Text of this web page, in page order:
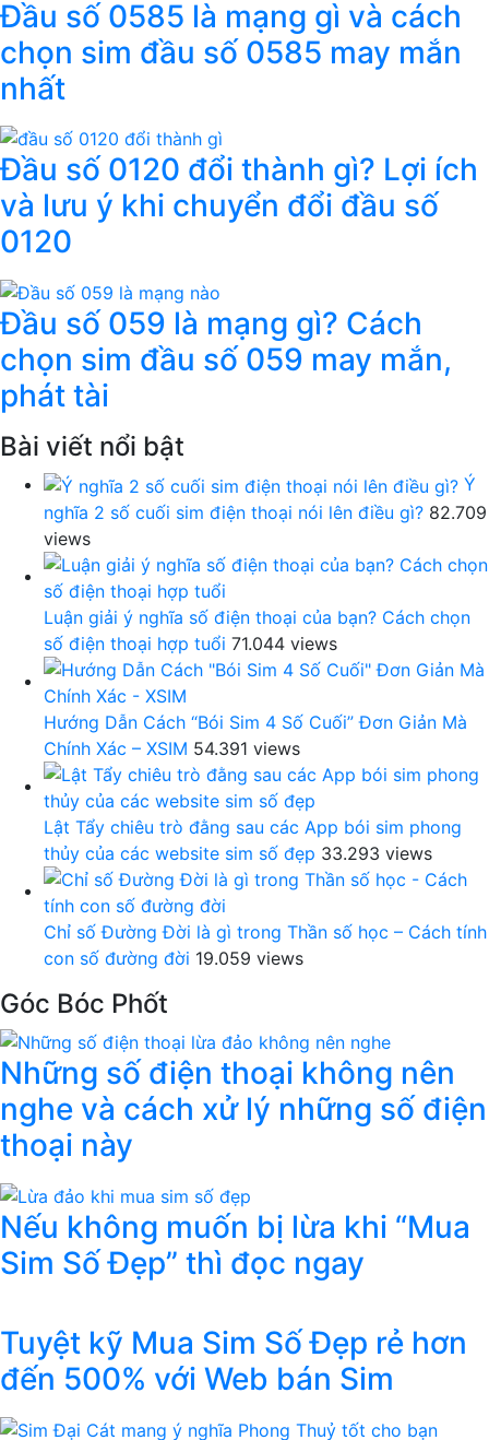
Đầu số 0585 là mạng gì và cách
chọn sim đầu số 0585 may mắn
nhất
Đầu số 0120 đổi thành gì? Lợi ích
và lưu ý khi chuyển đổi đầu số
0120
Đầu số 059 là mạng gì? Cách
chọn sim đầu số 059 may mắn,
phát tài
Bài viết nổi bật
Ý
nghĩa 2 số cuối sim điện thoại nói lên điều gì? 82.709
views
Luận giải ý nghĩa số điện thoại của bạn? Cách chọn
số điện thoại hợp tuổi 71.044 views
Hướng Dẫn Cách “Bói Sim 4 Số Cuối” Đơn Giản Mà
Chính Xác – XSIM 54.391 views
Lật Tẩy chiêu trò đằng sau các App bói sim phong
thủy của các website sim số đẹp 33.293 views
Chỉ số Đường Đời là gì trong Thần số học – Cách tính
con số đường đời 19.059 views
Góc Bóc Phốt
Những số điện thoại không nên
nghe và cách xử lý những số điện
thoại này
Nếu không muốn bị lừa khi “Mua
Sim Số Đẹp” thì đọc ngay
Tuyệt kỹ Mua Sim Số Đẹp rẻ hơn
đến 500% với Web bán Sim